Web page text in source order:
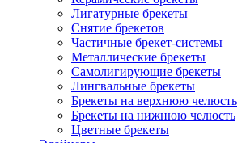
Лигатурные брекеты
Снятие брекетов
Частичные брекет-системы
Металлические брекеты
Самолигирующие брекеты
Лингвальные брекеты
Брекеты на верхнюю челюсть
Брекеты на нижнюю челюсть
Цветные брекеты